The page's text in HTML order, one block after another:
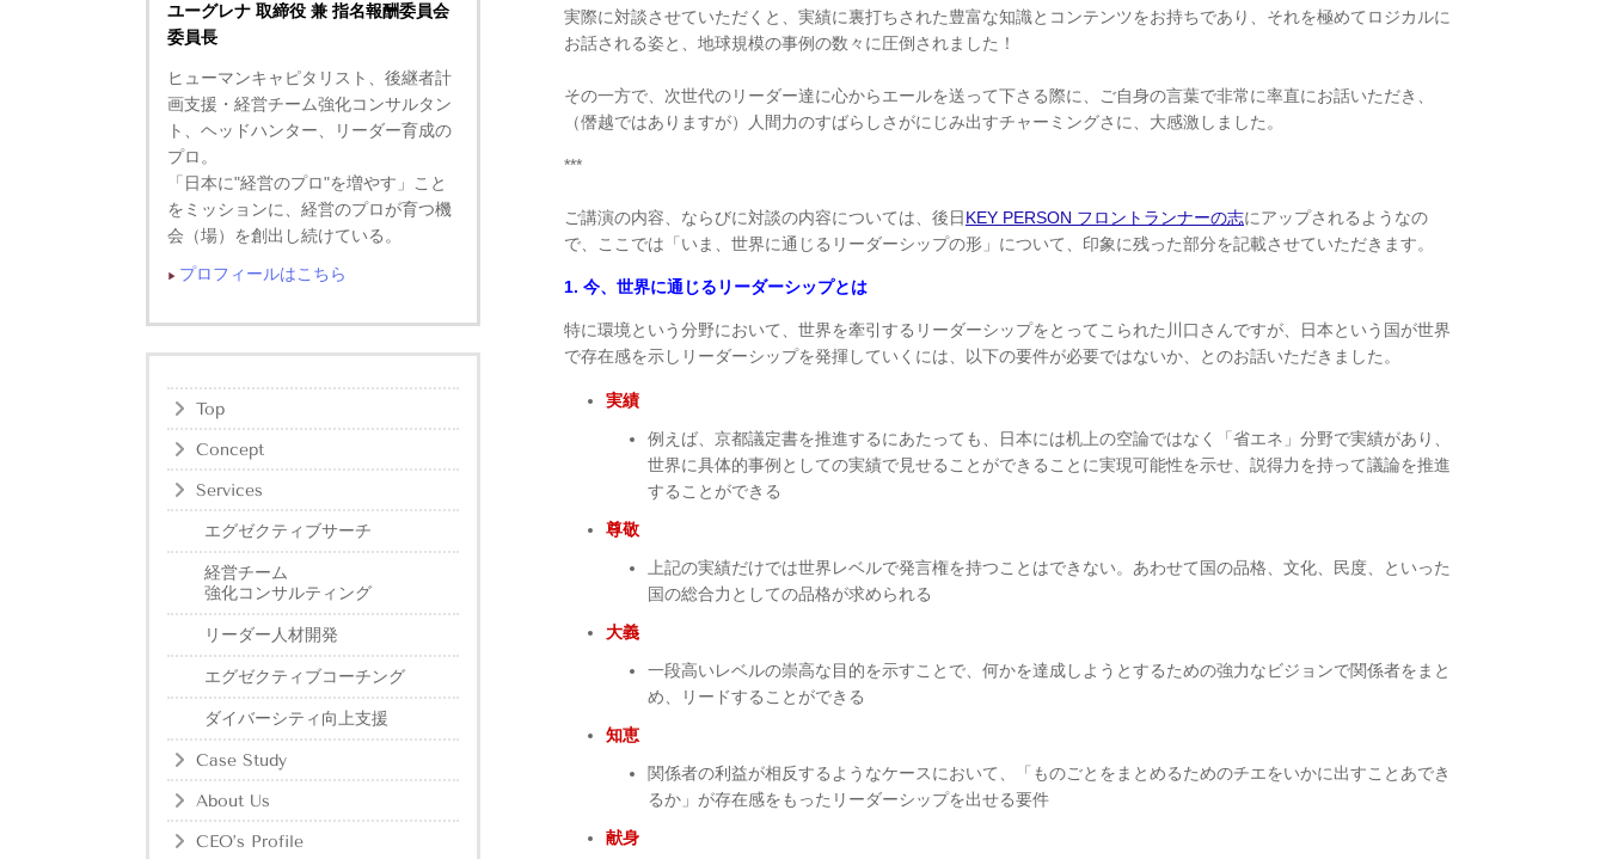
実際に対談させていただくと、実績に裏打ちされた豊富な知識とコンテンツをお持ちであり、それを極めてロジカルに
お話される姿と、地球規模の事例の数々に圧倒されました！
その一方で、次世代のリーダー達に心からエールを送って下さる際に、ご自身の言葉で非常に率直にお話いただき、
（僭越ではありますが）人間力のすばらしさがにじみ出すチャーミングさに、大感激しました。
***
ご講演の内容、ならびに対談の内容については、後日KEY PERSON フロントランナーの志にアップされるようなの
で、ここでは「いま、世界に通じるリーダーシップの形」について、印象に残った部分を記載させていただきます。
1. 今、世界に通じるリーダーシップとは
特に環境という分野において、世界を牽引するリーダーシップをとってこられた川口さんですが、日本という国が世界
で存在感を示しリーダーシップを発揮していくには、以下の要件が必要ではないか、とのお話いただきました。
実績
例えば、京都議定書を推進するにあたっても、日本には机上の空論ではなく「省エネ」分野で実績があり、
世界に具体的事例としての実績で見せることができることに実現可能性を示せ、説得力を持って議論を推進
することができる
尊敬
上記の実績だけでは世界レベルで発言権を持つことはできない。あわせて国の品格、文化、民度、といった
国の総合力としての品格が求められる
大義
一段高いレベルの崇高な目的を示すことで、何かを達成しようとするための強力なビジョンで関係者をまと
め、リードすることができる
知恵
関係者の利益が相反するようなケースにおいて、「ものごとをまとめるためのチエをいかに出すことあでき
るか」が存在感をもったリーダーシップを出せる要件
献身
ユーグレナ 取締役 兼 指名報酬委員会
委員長
ヒューマンキャピタリスト、後継者計
画支援・経営チーム強化コンサルタン
ト、ヘッドハンター、リーダー育成の
プロ。
「日本に"経営のプロ"を増やす」こと
をミッションに、経営のプロが育つ機
会（場）を創出し続けている。
▶︎ プロフィールはこちら
Top
Concept
Services
エグゼクティブサーチ
経営チーム
強化コンサルティング
リーダー人材開発
エグゼクティブコーチング
ダイバーシティ向上支援
Case Study
About Us
CEO’s Profile